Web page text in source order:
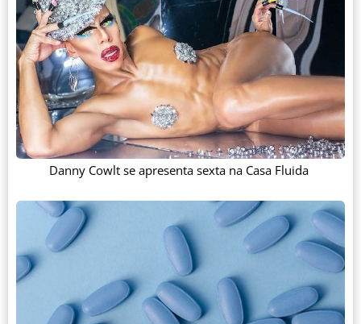
Danny Cowlt se apresenta sexta na Casa Fluida